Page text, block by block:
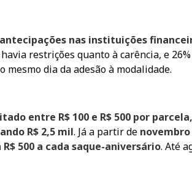
nas instituições
restrições quanto à carência, e
dia da adesão à modalidade.
entre R$ 100 e R$ 500 por
R$ 2,5 mil. Já a partir de
500 a cada saque-aniversário. Até